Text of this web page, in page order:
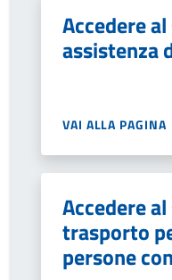
Accedere
assistenza
VAI ALLA PAGINA
Accedere
trasporto
persone